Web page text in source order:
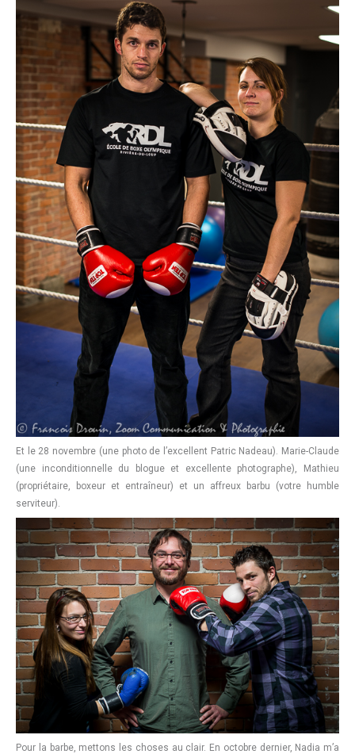
Et le 28 novembre (une photo de l’excellent Patric Nadeau). Marie-Claude
(une inconditionnelle du blogue et excellente photographe), Mathieu
(propriétaire, boxeur et entraîneur) et un affreux barbu (votre humble
serviteur).
Pour la barbe, mettons les choses au clair. En octobre dernier, Nadia m’a